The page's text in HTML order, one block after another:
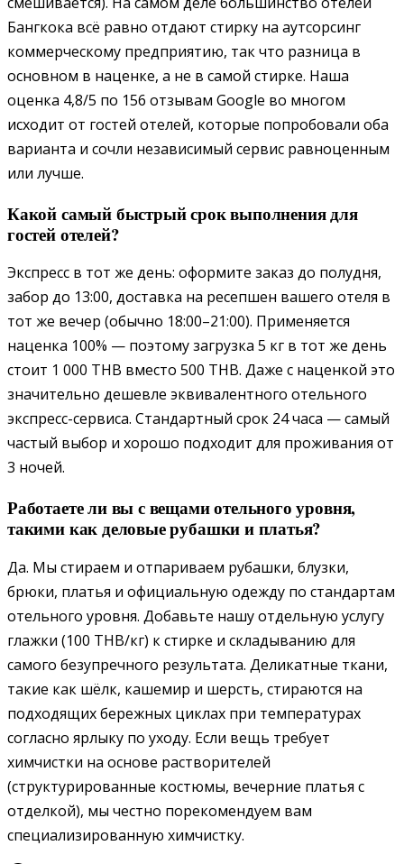
Бангкока всё равно отдают стирку на аутсорсинг
коммерческому предприятию, так что разница в
основном в наценке, а не в самой стирке. Наша
оценка 4,8/5 по 156 отзывам Google во многом
исходит от гостей отелей, которые попробовали оба
варианта и сочли независимый сервис равноценным
или лучше.
Какой самый быстрый срок выполнения для
гостей отелей?
Экспресс в тот же день: оформите заказ до полудня,
забор до 13:00, доставка на ресепшен вашего отеля в
тот же вечер (обычно 18:00–21:00). Применяется
наценка 100% — поэтому загрузка 5 кг в тот же день
стоит 1 000 THB вместо 500 THB. Даже с наценкой это
значительно дешевле эквивалентного отельного
экспресс-сервиса. Стандартный срок 24 часа — самый
частый выбор и хорошо подходит для проживания от
3 ночей.
Работаете ли вы с вещами отельного уровня,
такими как деловые рубашки и платья?
Да. Мы стираем и отпариваем рубашки, блузки,
брюки, платья и официальную одежду по стандартам
отельного уровня. Добавьте нашу отдельную услугу
глажки (100 THB/кг) к стирке и складыванию для
самого безупречного результата. Деликатные ткани,
такие как шёлк, кашемир и шерсть, стираются на
подходящих бережных циклах при температурах
согласно ярлыку по уходу. Если вещь требует
химчистки на основе растворителей
(структурированные костюмы, вечерние платья с
отделкой), мы честно порекомендуем вам
специализированную химчистку.